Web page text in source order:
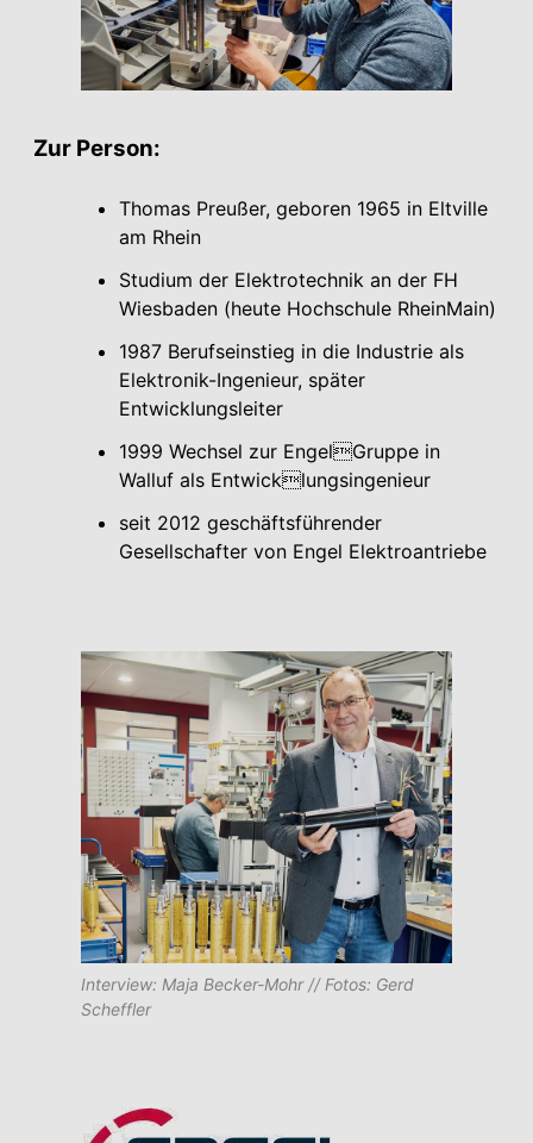
Zur Person:
Thomas Preußer, geboren 1965 in Eltville
am Rhein
Studium der Elektrotechnik an der FH
Wiesbaden (heute Hochschule RheinMain)
1987 Berufseinstieg in die Industrie als
Elektronik-Ingenieur, später
Entwicklungsleiter
1999 Wechsel zur EngelGruppe in
Walluf als Entwicklungsingenieur
seit 2012 geschäftsführender
Gesellschafter von Engel Elektroantriebe
Interview: Maja Becker-Mohr // Fotos: Gerd
Scheffler